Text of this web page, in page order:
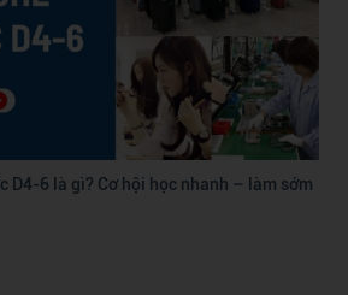
D4-6 là gì? Cơ hội học nhanh – làm sớm